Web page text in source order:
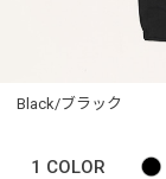
Black/ブラック
1 COLOR